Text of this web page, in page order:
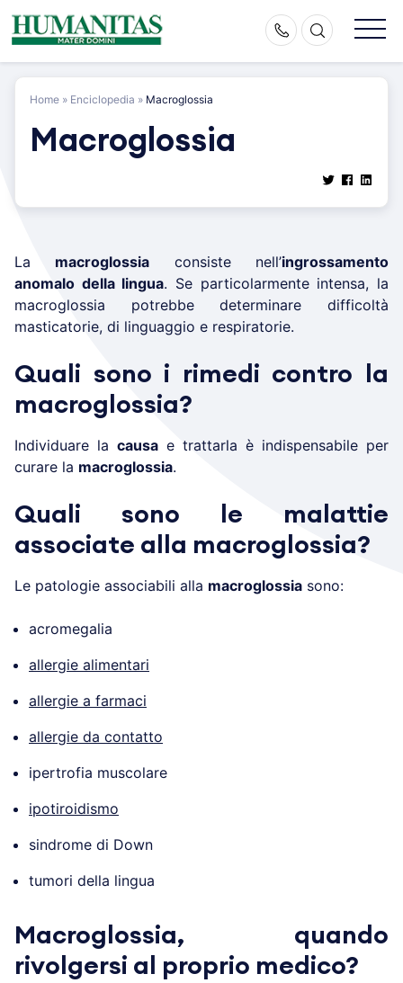
Skip
to
Home » Enciclopedia » Macroglossia
Macroglossia
La macroglossia consiste nell’ingrossamento
anomalo della lingua. Se particolarmente intensa, la
macroglossia potrebbe determinare difficoltà
masticatorie, di linguaggio e respiratorie.
Quali sono i rimedi contro la
macroglossia?
Individuare la causa e trattarla è indispensabile per
curare la macroglossia.
Quali sono le malattie
associate alla macroglossia?
Le patologie associabili alla macroglossia sono:
acromegalia
allergie alimentari
allergie a farmaci
allergie da contatto
ipertrofia muscolare
ipotiroidismo
sindrome di Down
tumori della lingua
Macroglossia, quando
rivolgersi al proprio medico?